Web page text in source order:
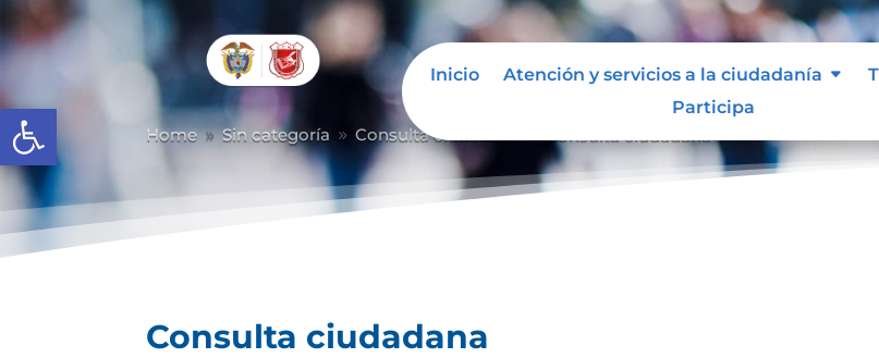
Abrir barra de herramientas
Inicio Atención y servicios a la ciudadanía
Participa
Home 9 Sin categoría 9 Consulta ciudadana
Consulta ciudadana